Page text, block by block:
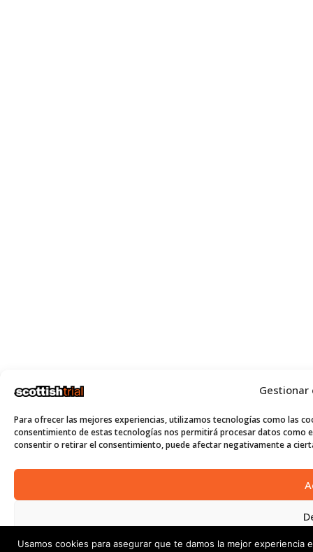
Para ofrecer las mejores experiencias, utilizamos tecnologías como las
consentimiento de estas tecnologías nos permitirá procesar datos como
consentir o retirar el consentimiento, puede afectar negativamente a
Ver
Usamos cookies para asegurar que te damos la mejor